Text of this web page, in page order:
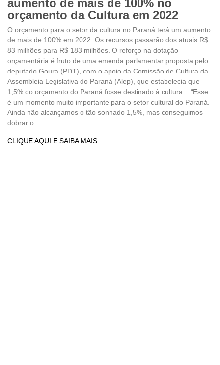
aumento de mais de 100% no
orçamento da Cultura em 2022
O orçamento para o setor da cultura no Paraná terá um aumento
de mais de 100% em 2022. Os recursos passarão dos atuais R$
83 milhões para R$ 183 milhões. O reforço na dotação
orçamentária é fruto de uma emenda parlamentar proposta pelo
deputado Goura (PDT), com o apoio da Comissão de Cultura da
Assembleia Legislativa do Paraná (Alep), que estabelecia que
1,5% do orçamento do Paraná fosse destinado à cultura. “Esse
é um momento muito importante para o setor cultural do Paraná.
Ainda não alcançamos o tão sonhado 1,5%, mas conseguimos
dobrar o
CLIQUE AQUI E SAIBA MAIS